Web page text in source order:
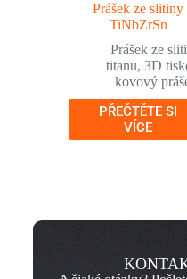
Prášek ze slitiny
TiNbZrSn
Prášek ze
titanu, 3D
kovový
PŘEČTĚTE SI
VÍCE